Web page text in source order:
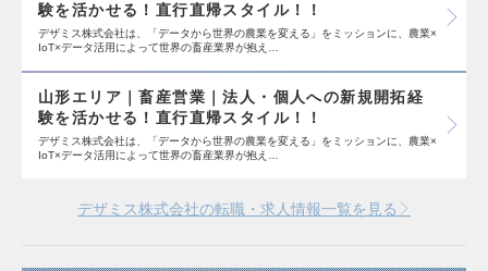
験を活かせる！直行直帰スタイル！！
デザミス株式会社は、「データから世界の農業を変える」をミッションに、農業×
IoT×データ活用によって世界の畜産業界が抱え…
山形エリア｜畜産営業｜法人・個人への新規開拓経
験を活かせる！直行直帰スタイル！！
デザミス株式会社は、「データから世界の農業を変える」をミッションに、農業×
IoT×データ活用によって世界の畜産業界が抱え…
デザミス株式会社の転職・求人情報一覧を見る